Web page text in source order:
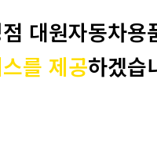
대원자동차용
를 제공하겠습